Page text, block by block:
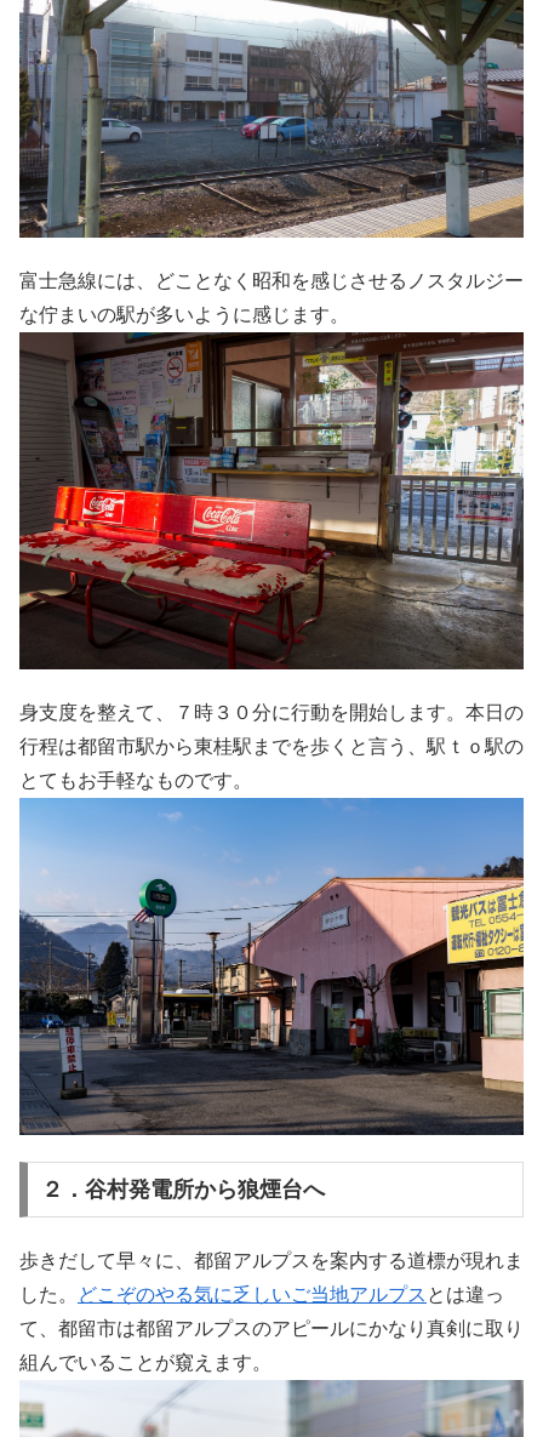
富士急線には、どことなく昭和を感じさせるノスタルジー
な佇まいの駅が多いように感じます。
身支度を整えて、７時３０分に行動を開始します。本日の
行程は都留市駅から東桂駅までを歩くと言う、駅ｔｏ駅の
とてもお手軽なものです。
２．谷村発電所から狼煙台へ
歩きだして早々に、都留アルプスを案内する道標が現れま
した。
どこぞのやる気に乏しいご当地アルプス とは違っ
て、都留市は都留アルプスのアピールにかなり真剣に取り
組んでいることが窺えます。